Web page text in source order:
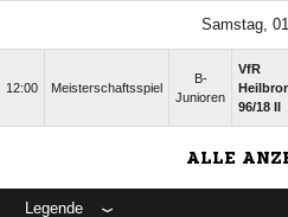
Samstag,
12:00 Meisterschaftsspiel
B-
Junioren
VfR
96/​18 II
ALLE
Legende